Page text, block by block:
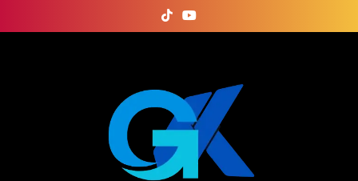
to